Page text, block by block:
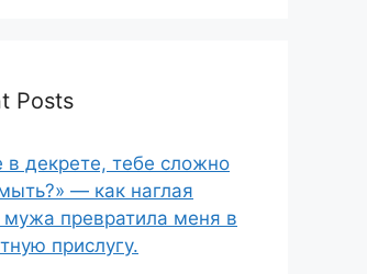
Posts
декрете, тебе сложно
— как наглая
мужа превратила меня в
прислугу.